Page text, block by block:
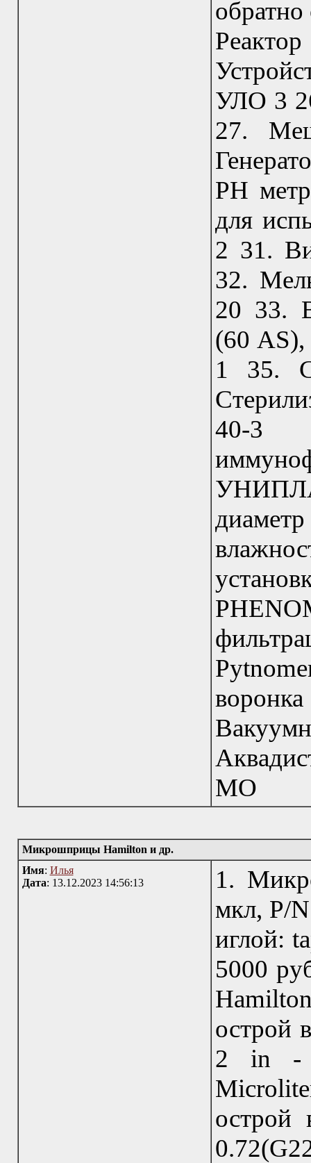
УЛО 3
27.
РН
для
2 31.
32.
20 33.
(60
1 35.
40-
МО
Микрошприцы Hamilton и др.
Имя: Илья
Дата: 13.12.2023 14:56:13
1.
мкл, P/
иглой:
5000
острой
2 in -
острой